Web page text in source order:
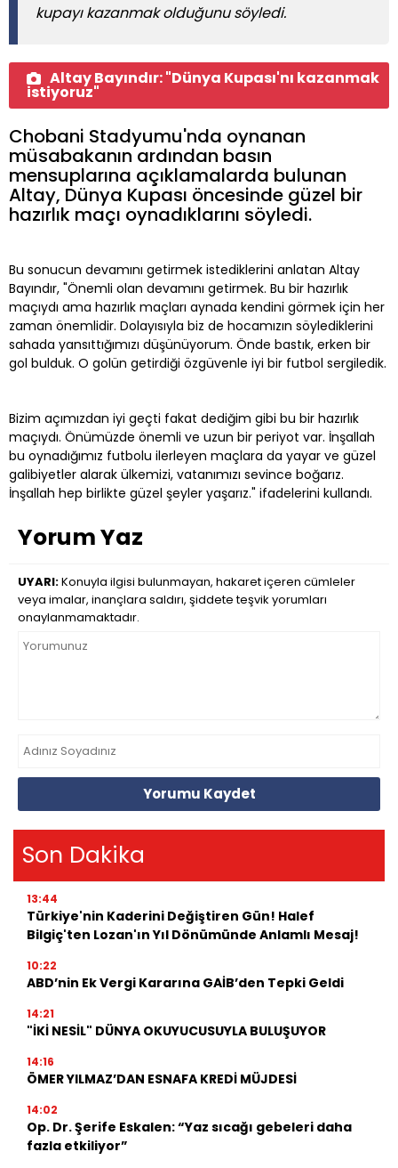
kupayı kazanmak olduğunu söyledi.
Altay Bayındır: "Dünya Kupası'nı kazanmak
istiyoruz"
Chobani Stadyumu'nda oynanan
müsabakanın ardından basın
mensuplarına açıklamalarda bulunan
Altay, Dünya Kupası öncesinde güzel bir
hazırlık maçı oynadıklarını söyledi.
Bu sonucun devamını getirmek istediklerini anlatan Altay
Bayındır, "Önemli olan devamını getirmek. Bu bir hazırlık
maçıydı ama hazırlık maçları aynada kendini görmek için her
zaman önemlidir. Dolayısıyla biz de hocamızın söylediklerini
sahada yansıttığımızı düşünüyorum. Önde bastık, erken bir
gol bulduk. O golün getirdiği özgüvenle iyi bir futbol sergiledik.
Bizim açımızdan iyi geçti fakat dediğim gibi bu bir hazırlık
maçıydı. Önümüzde önemli ve uzun bir periyot var. İnşallah
bu oynadığımız futbolu ilerleyen maçlara da yayar ve güzel
galibiyetler alarak ülkemizi, vatanımızı sevince boğarız.
İnşallah hep birlikte güzel şeyler yaşarız." ifadelerini kullandı.
Yorum Yaz
UYARI:Konuyla ilgisi bulunmayan, hakaret içeren cümleler
veya imalar, inançlara saldırı, şiddete teşvik yorumları
onaylanmamaktadır.
Yorumu Kaydet
Son Dakika
13:44
Türkiye'nin Kaderini Değiştiren Gün! Halef
Bilgiç'ten Lozan'ın Yıl Dönümünde Anlamlı Mesaj!
10:22
ABD’nin Ek Vergi Kararına GAİB’den Tepki Geldi
14:21
"İKİ NESİL" DÜNYA OKUYUCUSUYLA BULUŞUYOR
14:16
ÖMER YILMAZ’DAN ESNAFA KREDİ MÜJDESİ
14:02
Op. Dr. Şerife Eskalen: “Yaz sıcağı gebeleri daha
fazla etkiliyor”